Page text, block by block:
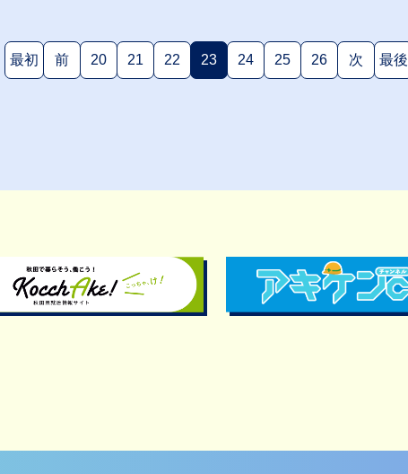
最初 前 20 21 22 23(現在のページ)
24 25 26 次 最後